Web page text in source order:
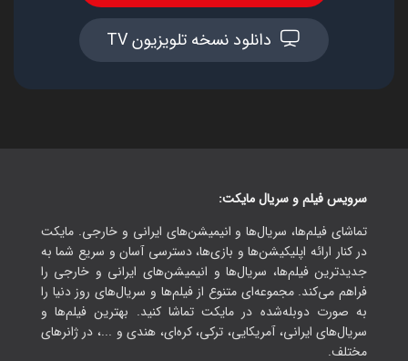
دانلود نسخه تلویزیون TV
سرویس فیلم و سریال مایکت:
تماشای فیلم‌ها، سریال‌ها و انیمیشن‌های ایرانی و خارجی. مایکت
در کنار ارائه اپلیکیشن‌ها و بازی‌ها، دسترسی آسان و سریع شما به
جدیدترین فیلم‌ها، سریال‌ها و انیمیشن‌های ایرانی و خارجی را
فراهم می‌کند. مجموعه‌ای متنوع از فیلم‌ها و سریال‌های روز دنیا را
به صورت دوبله‌شده در مایکت تماشا کنید. بهترین فیلم‌ها و
سریال‌های ایرانی، آمریکایی، ترکی، کره‌ای، هندی و ...، در ژانرهای
مختلف.